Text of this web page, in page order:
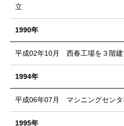
立
1990年
平成02年10月 西春工場を３階建
1994年
平成06年07月 マシニングセンタ
1995年